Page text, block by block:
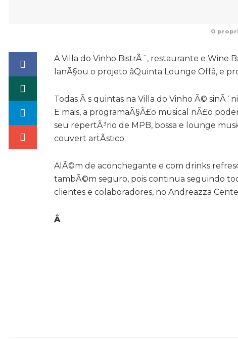
O
A Villa do Vinho BistrÃ´, restaurante e Wine
lanÃ§ou o projeto âQuinta Lounge Offâ,
Todas Ã s quintas na Villa do Vinho Ã©
E mais, a programaÃ§Ã£o musical nÃ£o
seu repertÃ³rio de MPB, bossa e lounge
couvert artÃ­stico.
AlÃ©m de aconchegante e com drinks
tambÃ©m seguro, pois continua seguindo
clientes e colaboradores, no Andreazza
Â